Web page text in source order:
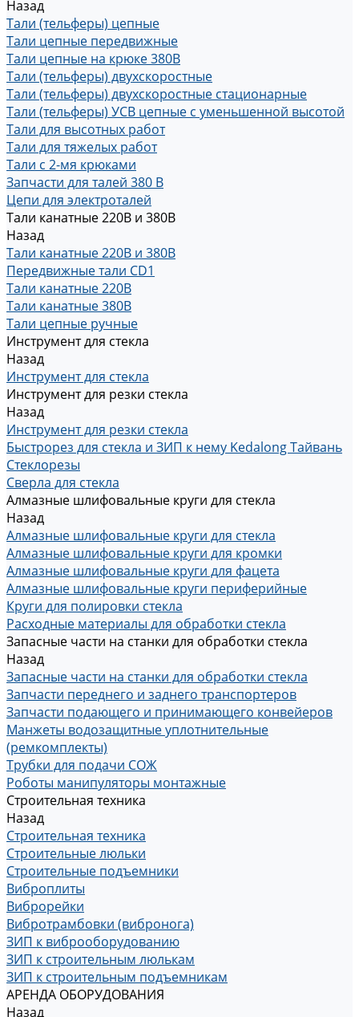
Назад
Тали (тельферы) цепные
Тали цепные передвижные
Тали цепные на крюке 380В
Тали (тельферы) двухскоростные
Тали (тельферы) двухскоростные стационарные
Тали (тельферы) УСВ цепные с уменьшенной высотой
Тали для высотных работ
Тали для тяжелых работ
Тали с 2-мя крюками
Запчасти для талей 380 В
Цепи для электроталей
Тали канатные 220В и 380В
Назад
Тали канатные 220В и 380В
Передвижные тали CD1
Тали канатные 220В
Тали канатные 380В
Тали цепные ручные
Инструмент для стекла
Назад
Инструмент для стекла
Инструмент для резки стекла
Назад
Инструмент для резки стекла
Быстрорез для стекла и ЗИП к нему Kedalong Тайвань
Стеклорезы
Сверла для стекла
Алмазные шлифовальные круги для стекла
Назад
Алмазные шлифовальные круги для стекла
Алмазные шлифовальные круги для кромки
Алмазные шлифовальные круги для фацета
Алмазные шлифовальные круги периферийные
Круги для полировки стекла
Расходные материалы для обработки стекла
Запасные части на станки для обработки стекла
Назад
Запасные части на станки для обработки стекла
Запчасти переднего и заднего транспортеров
Запчасти подающего и принимающего конвейеров
Манжеты водозащитные уплотнительные
(ремкомплекты)
Трубки для подачи СОЖ
Роботы манипуляторы монтажные
Строительная техника
Назад
Строительная техника
Строительные люльки
Строительные подъемники
Виброплиты
Виброрейки
Вибротрамбовки (вибронога)
ЗИП к виброоборудованию
ЗИП к строительным люлькам
ЗИП к строительным подъемникам
АРЕНДА ОБОРУДОВАНИЯ
Назад